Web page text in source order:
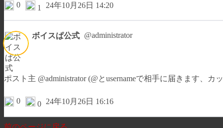
0 1 24年10月26日 14:20
ボイスぱ公式 @administrator
ポスト主 @administrator (@とusernameで相手に届きます、カ
0 0 24年10月26日 16:16